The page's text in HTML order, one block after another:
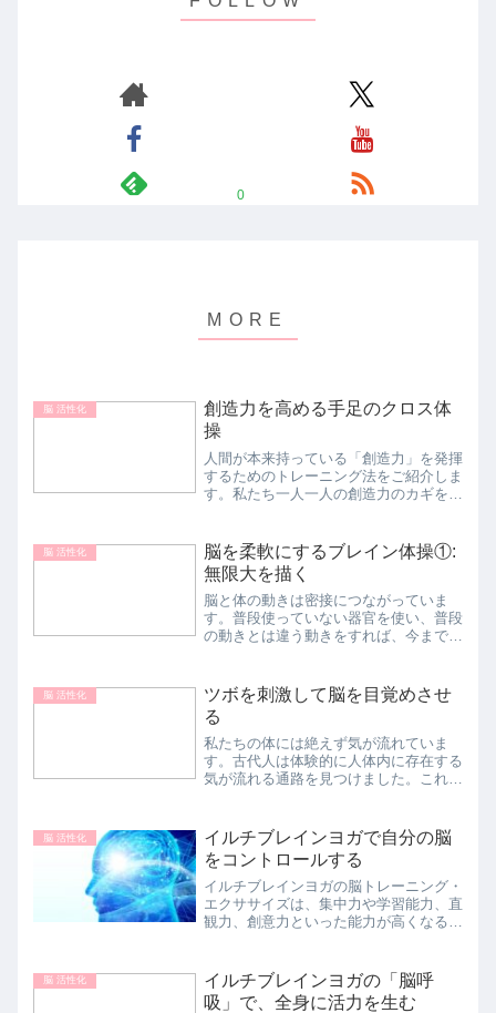
0
脳 活性化
創造力を高める手足のクロス体
操
人間が本来持っている「創造力」を発揮
するためのトレーニング法をご紹介しま
す。私たち一人一人の創造力のカギを握
学的な思考に優れた左脳。この２つがス
ピーディに情報交換するこ...
脳 活性化
脳を柔軟にするブレイン体操①:
無限大を描く
脳と体の動きは密接につながっていま
す。普段使っていない器官を使い、普段
の動きとは違う動きをすれば、今まで使
軟に自由にするトレーニングです。行動
パターンである習慣から体が...
脳 活性化
ツボを刺激して脳を目覚めさせ
る
私たちの体には絶えず気が流れていま
す。古代人は体験的に人体内に存在する
気が流れる通路を見つけました。これが
ある気の穴がツボです。ツボは経絡を循
環するエネルギーの過不...
脳 活性化
イルチブレインヨガで自分の脳
をコントロールする
イルチブレインヨガの脳トレーニング・
エクササイズは、集中力や学習能力、直
観力、創意力といった能力が高くなると
は本来の姿を取り戻すと、慣習や固定観
念を断ち切ることができま...
脳 活性化
イルチブレインヨガの「脳呼
吸」で、全身に活力を生む